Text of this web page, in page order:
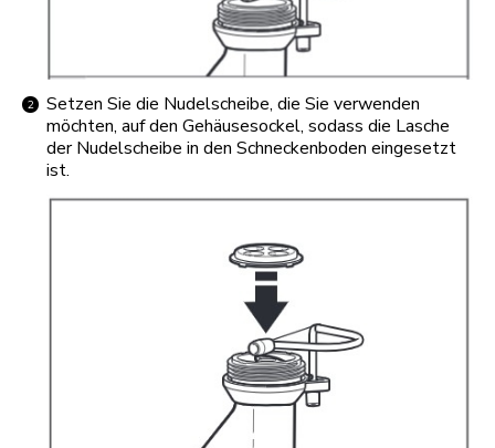
Setzen Sie die Nudelscheibe, die Sie verwenden
möchten, auf den Gehäusesockel, sodass die Lasche
der Nudelscheibe in den Schneckenboden eingesetzt
ist.